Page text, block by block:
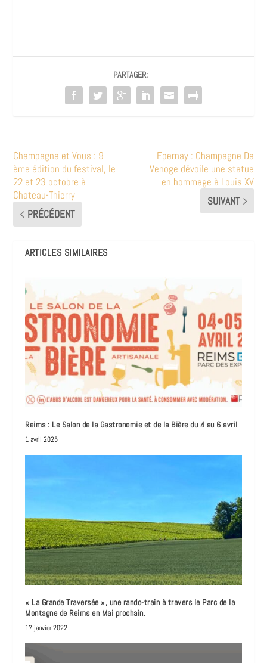
PARTAGER:
Champagne et Vous : 9
ème édition du festival, le
22 et 23 octobre à
Chateau-Thierry
PRÉCÉDENT
Epernay : Champagne De
Venoge dévoile une statue
en hommage à Louis XV
SUIVANT
ARTICLES SIMILAIRES
Reims : Le Salon de la Gastronomie et de la Bière du 4 au 6 avril
1 avril 2025
« La Grande Traversée », une rando-train à travers le Parc de la
Montagne de Reims en Mai prochain.
17 janvier 2022